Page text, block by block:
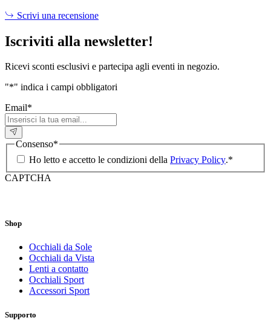
Scrivi una recensione
Iscriviti alla newsletter!
Ricevi sconti esclusivi e partecipa agli eventi in negozio.
"*" indica i campi obbligatori
Email*
Consenso*
Ho letto e accetto le condizioni della Privacy Policy.*
CAPTCHA
Shop
Occhiali da Sole
Occhiali da Vista
Lenti a contatto
Occhiali Sport
Accessori Sport
Supporto